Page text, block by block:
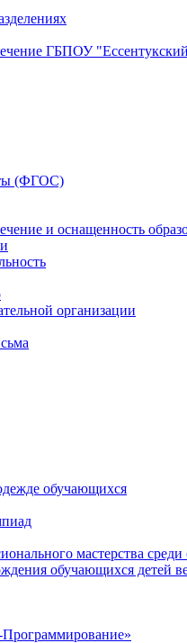
ГБПОУ
(ФГОС)
и оснащенность
организации
обучающихся
мастерства
обучающихся детей